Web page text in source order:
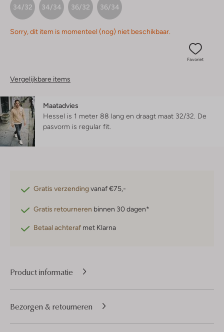
34/32 34/34 36/32 36/34
Sorry, dit item is momenteel (nog) niet beschikbaar.
Favoriet
Vergelijkbare items
Maatadvies
Hessel is 1 meter 88 lang en draagt maat 32/32. De
pasvorm is regular fit
Gratis verzendingvanaf €75,-
Gratis retourneren binnen 30 dagen*
Betaal achteraf met Klarna
Product informatie
Bezorgen & retourneren